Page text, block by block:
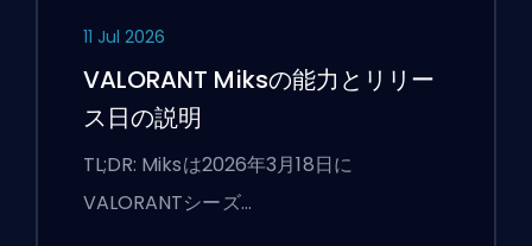
11 Jul 2026
VALORANT Miksの能力とリリー
ス日の説明
TL;DR: Miksは2026年3月18日に
VALORANTシーズ…